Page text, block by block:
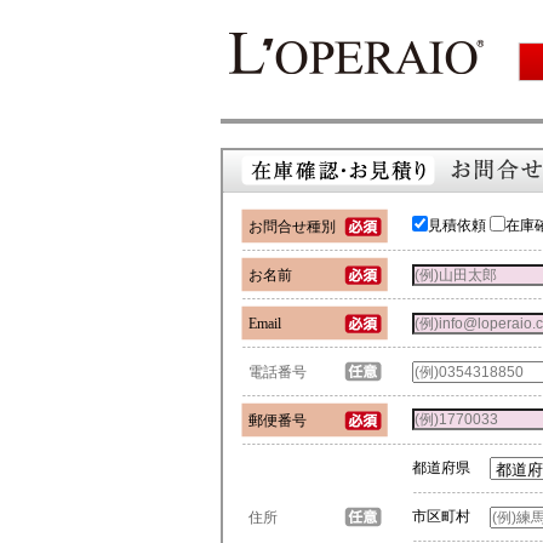
お問合せ種別 見積依頼 在庫
お名前
Email
電話番号
郵便番号
住所
都道府県
市区町村